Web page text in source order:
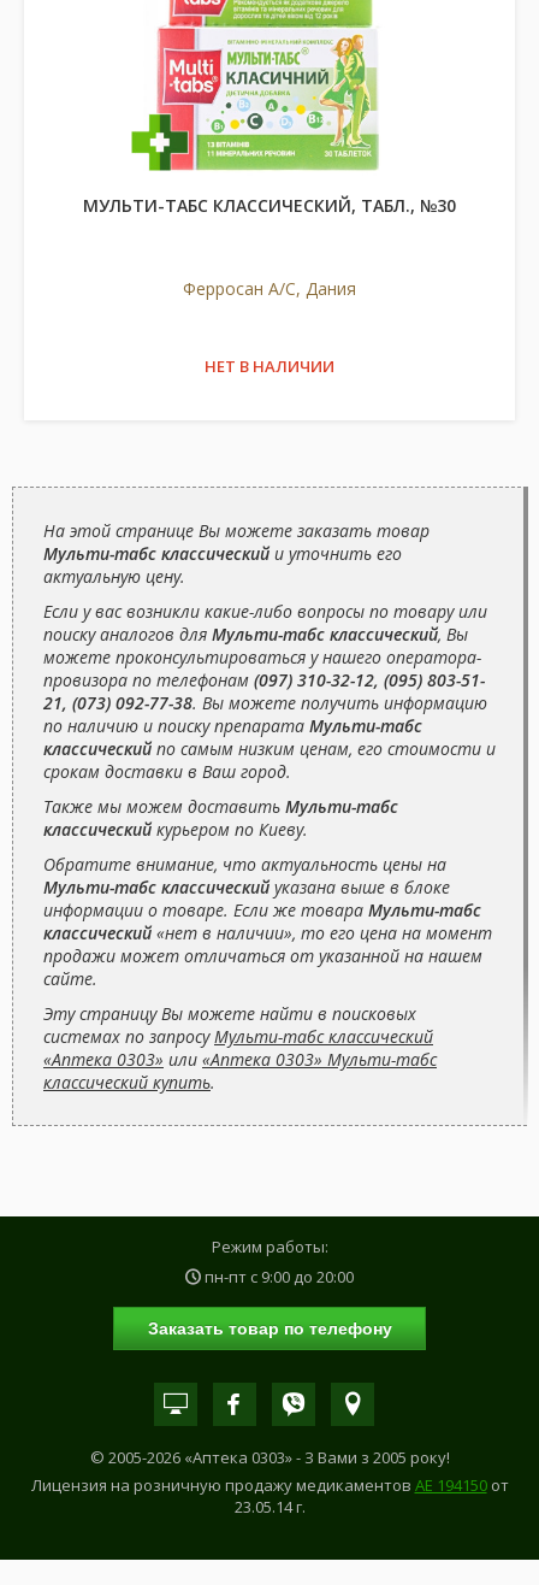
МУЛЬТИ-ТАБС КЛАССИЧЕСКИЙ, ТАБЛ., №30
Ферросан А/С, Дания
НЕТ В НАЛИЧИИ
На этой странице Вы можете заказать товар
Мульти-табс классический и уточнить его
актуальную цену.
Если у вас возникли какие-либо вопросы по товару или
поиску аналогов для Мульти-табс классический, Вы
можете проконсультироваться у нашего оператора-
провизора по телефонам (097) 310-32-12, (095) 803-51-
21, (073) 092-77-38. Вы можете получить информацию
по наличию и поиску препарата Мульти-табс
классический по самым низким ценам, его стоимости и
срокам доставки в Ваш город.
Также мы можем доставить Мульти-табс
классический курьером по Киеву.
Обратите внимание, что актуальность цены на
Мульти-табс классический указана выше в блоке
информации о товаре. Если же товара Мульти-табс
классический «нет в наличии», то его цена на момент
продажи может отличаться от указанной на нашем
сайте.
Эту страницу Вы можете найти в поисковых
системах по запросуМульти-табс классический
«Аптека 0303» или «Аптека 0303» Мульти-табс
классический купить.
Режим работы:
пн-пт с 9:00 до 20:00
Заказать товар по телефону
© 2005-2026 «Аптека 0303» - З Вами з 2005 року!
Лицензия на розничную продажу медикаментов АE 194150от
23.05.14 г.